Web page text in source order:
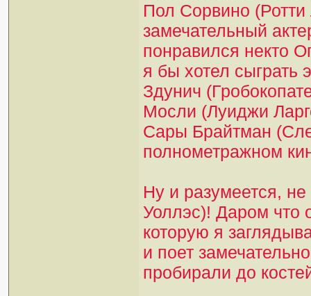
Пол Сорвино (Ротти
замечательный
понравился некто
я бы хотел сыграть
Здунич
Мосли (Луиджи
Сары Брайтман
полнометражном
Ну и разумеется,
Уоллэс)! Даром что
которую я
и поет
пробирали до